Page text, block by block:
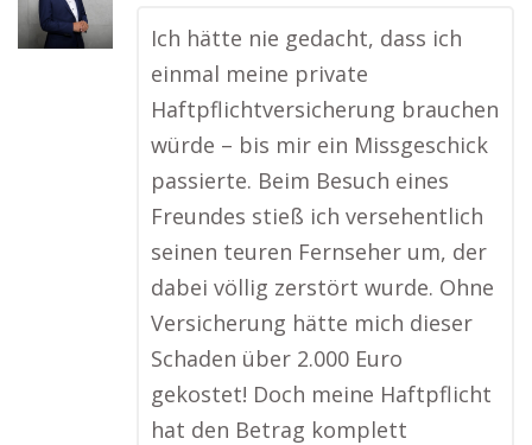
Ich hätte nie gedacht, dass ich
einmal meine private
Haftpflichtversicherung brauchen
würde – bis mir ein Missgeschick
passierte. Beim Besuch eines
Freundes stieß ich versehentlich
seinen teuren Fernseher um, der
dabei völlig zerstört wurde. Ohne
Versicherung hätte mich dieser
Schaden über 2.000 Euro
gekostet! Doch meine Haftpflicht
hat den Betrag komplett